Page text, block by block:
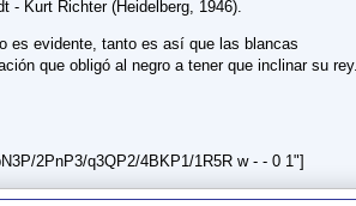
- Kurt Richter (Heidelberg, 1946).
es evidente, tanto es así que las blancas
que obligó al negro a tener que inclinar su rey.
2PnP3/q3QP2/4BKP1/1R5R w - - 0 1"]